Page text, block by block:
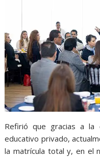
Refirió que gracias a la
educativo privado,
la matrícula total y, en el